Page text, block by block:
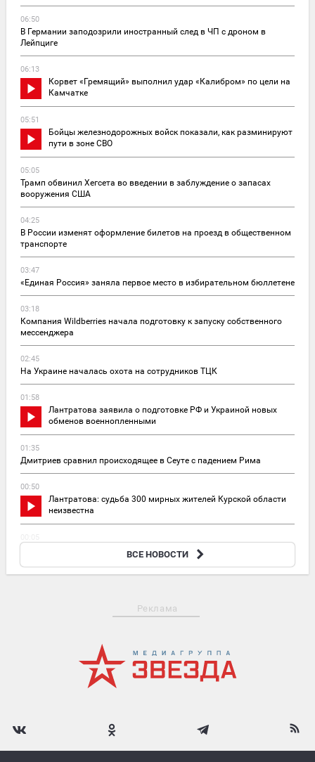
06:50
В Германии заподозрили иностранный след в ЧП с дроном в
Лейпциге
06:13
Корвет «Гремящий» выполнил удар «Калибром» по цели на
Камчатке
05:51
Бойцы железнодорожных войск показали, как разминируют
пути в зоне СВО
05:05
Трамп обвинил Хегсета во введении в заблуждение о запасах
вооружения США
04:25
В России изменят оформление билетов на проезд в общественном
транспорте
03:47
«Единая Россия» заняла первое место в избирательном бюллетене
03:18
Компания Wildberries начала подготовку к запуску собственного
мессенджера
02:45
На Украине началась охота на сотрудников ТЦК
01:58
Лантратова заявила о подготовке РФ и Украиной новых
обменов военнопленными
01:35
Дмитриев сравнил происходящее в Сеуте с падением Рима
00:50
Лантратова: судьба 300 мирных жителей Курской области
неизвестна
Актрису Валентину Рубцову признали угрозой нацбезопасности
ВСЕ НОВОСТИ
Реклама